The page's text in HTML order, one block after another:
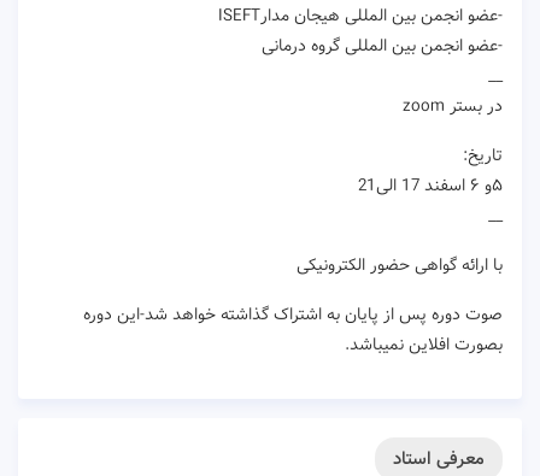
-عضو انجمن بین المللی هیجان مدارISEFT
-عضو انجمن بین المللی گروه درمانی
__
در بستر zoom
تاریخ:
۵و ۶ اسفند 17 الی21
__
با ارائه گواهی حضور الکترونیکی
صوت دوره پس از پایان به اشتراک گذاشته خواهد شد-این دوره
بصورت افلاین نمیباشد.
معرفی استاد